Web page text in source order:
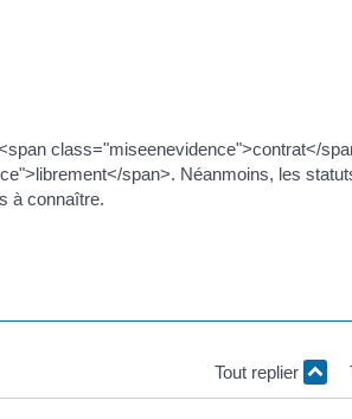
class="miseenevidence">contrat</
span>. Néanmoins, les
à connaître.
Tout replier